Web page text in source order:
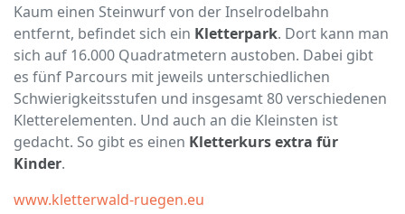
Kaum einen Steinwurf von der Inselrodelbahn
entfernt, befindet sich ein Kletterpark. Dort kann man
sich auf 16.000 Quadratmetern austoben. Dabei gibt
es fünf Parcours mit jeweils unterschiedlichen
Schwierigkeitsstufen und insgesamt 80 verschiedenen
Kletterelementen. Und auch an die Kleinsten ist
gedacht. So gibt es einen Kletterkurs extra für
Kinder.
www.kletterwald-ruegen.eu